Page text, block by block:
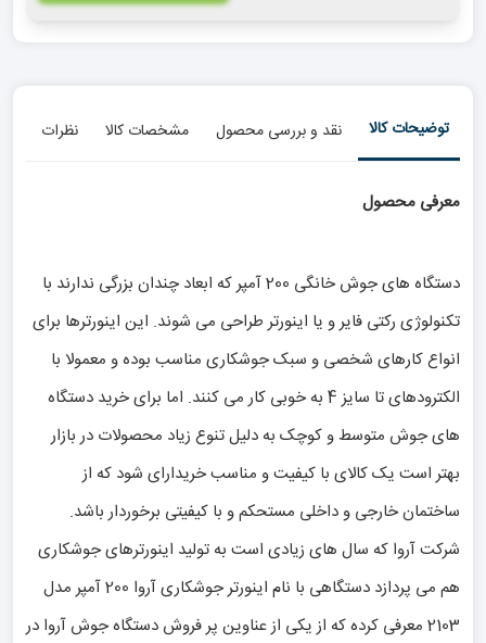
توضیحات کالا نقد و بررسی محصول مشخصات کالا نظرات
معرفی محصول
دستگاه های جوش خانگی 200 آمپر که ابعاد چندان بزرگی ندارند با
تکنولوژی رکتی فایر و یا اینورتر طراحی می شوند. این اینورترها برای
انواع کارهای شخصی و سبک جوشکاری مناسب بوده و معمولا با
الکترودهای تا سایز 4 به خوبی کار می کنند. اما برای خرید دستگاه
های جوش متوسط و کوچک به دلیل تنوع زیاد محصولات در بازار
بهتر است یک کالای با کیفیت و مناسب خریدارای شود که از
ساختمان خارجی و داخلی مستحکم و با کیفیتی برخوردار باشد.
شرکت آروا که سال های زیادی است به تولید اینورترهای جوشکاری
هم می پردازد دستگاهی با نام اینورتر جوشکاری آروا 200 آمپر مدل
2103 معرفی کرده که از یکی از عناوین پر فروش دستگاه جوش آروا در